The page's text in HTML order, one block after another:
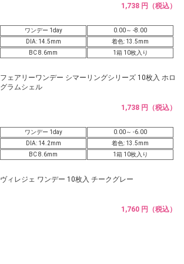
1,738 円（税込）
ワンデー 1day
0.00～ -8.00
DIA: 14.5mm
着色: 13.5mm
BC 8.6mm
1箱 10枚入り
フェアリーワンデー シマーリングシリーズ 10枚入 ホロ
グラムシェル
1,738 円（税込）
ワンデー 1day
0.00～ -6.00
DIA: 14.2mm
着色: 13.5mm
BC 8.6mm
1箱 10枚入り
ヴィレジェ ワンデー 10枚入 チークグレー
1,760 円（税込）